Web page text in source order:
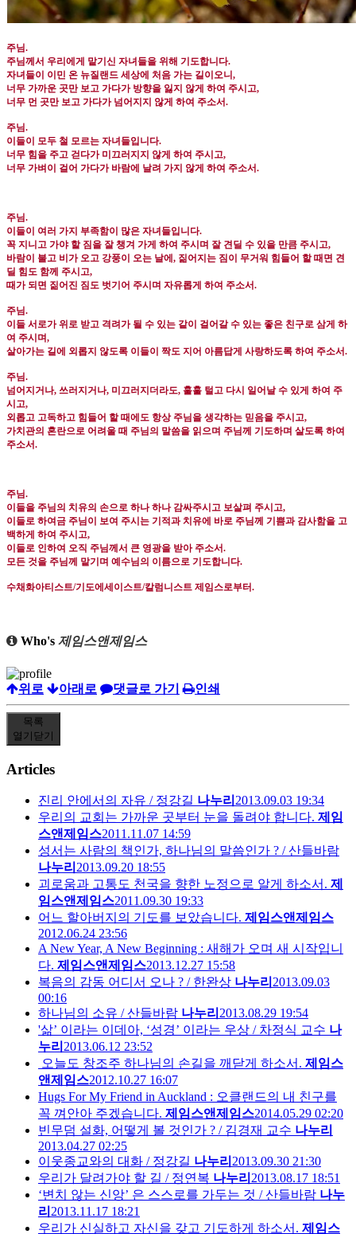
주님.
주님께서 우리에게 맡기신 자녀들을 위해 기도합니다.
자녀들이 이민 온 뉴질랜드 세상에 처음 가는 길이오니 ,
너무 가까운 곳만 보고 가다가 방향을 잃지 않게 하여 주시고,
너무 먼 곳만 보고 가다가 넘어지지 않게 하여 주소서.
주님.
이들이 모두 철 모르는 자녀들입니다.
너무 힘을 주고 걷다가 미끄러지지 않게 하여 주시고,
너무 가벼이 걸어 가다가 바람에 날려 가지 않게 하여 주소서.
주님.
이들이 여러 가지 부족함이 많은 자녀들입니다.
꼭 지니고 가야 할 짐을 잘 챙겨 가게 하여 주시며 잘 견딜 수 있을 만큼 주시고,
바람이 불고 비가 오고 강풍이 오는 날에 , 짊어지는 짐이 무거워 힘들어 할 때면 견
딜 힘도 함께 주시고,
때가 되면 짊어진 짐도 벗기어 주시며 자유롭게 하여 주소서.
주님.
이들 서로가 위로 받고 격려가 될 수 있는 같이 걸어갈 수 있는 좋은 친구로 삼게 하
여 주시며,
살아가는 길에 외롭지 않도록 이들이 짝도 지어 아름답게 사랑하도록 하여 주소서.
주님.
넘어지거나, 쓰러지거나, 미끄러지더라도, 훌훌 털고 다시 일어날 수 있게 하여 주
시고,
외롭고 고독하고 힘들어 할 때에도 항상 주님을 생각하는 믿음을 주시고,
가치관의 혼란으로 어려울 때 주님의 말씀을 읽으며 주님께 기도하며 살도록 하여
주소서.
주님.
이들을 주님의 치유의 손으로 하나 하나 감싸주시고 보살펴 주시고,
이들로 하여금 주님이 보여 주시는 기적과 치유에 바로 주님께 기쁨과 감사함을 고
백하게 하여 주시고,
이들로 인하여 오직 주님께서 큰 영광을 받아 주소서.
모든 것을 주님께 맡기며 예수님의 이름으로 기도합니다.
수채화아티스트/기도에세이스트/칼럼니스트 제임스로부터.
Who's 제임스앤제임스
위로 아래로 댓글로 가기 인쇄
목록
열기 닫기
Articles
진리 안에서의 자유 / 정강길 나누리 2013.09.03 19:34
우리의 교회는 가까운 곳부터 눈을 돌려야 합니다. 제임
스앤제임스2011.11.07 14:59
성서는 사람의 책인가, 하나님의 말씀인가 ? / 산들바람
나누리 2013.09.20 18:55
괴로움과 고통도 천국을 향한 노정으로 알게 하소서. 제
임스앤제임스2011.09.30 19:33
어느 할아버지의 기도를 보았습니다. 제임스앤제임스
2012.06.24 23:56
A New Year, A New Beginning : 새해가 오며 새 시작입니
다. 제임스앤제임스2013.12.27 15:58
복음의 감동 어디서 오나 ? / 한완상 나누리 2013.09.03
00:16
하나님의 소유 / 산들바람 나누리 2013.08.29 19:54
'삶’ 이라는 이데아, ‘성경’ 이라는 우상 / 차정식 교수 나
누리 2013.06.12 23:52
오늘도 창조주 하나님의 손길을 깨닫게 하소서. 제임스
앤제임스2012.10.27 16:07
Hugs For My Friend in Auckland : 오클랜드의 내 친구를
꼭 껴안아 주겠습니다. 제임스앤제임스2014.05.29 02:20
빈무덤 설화, 어떻게 볼 것인가 ? / 김경재 교수 나누리
2013.04.27 02:25
이웃종교와의 대화 / 정강길 나누리 2013.09.30 21:30
우리가 달려가야 할 길 / 정연복 나누리 2013.08.17 18:51
‘변치 않는 신앙’ 은 스스로를 가두는 것 / 산들바람 나누
리 2013.11.17 18:21
우리가 신실하고 자신을 갖고 기도하게 하소서. 제임스